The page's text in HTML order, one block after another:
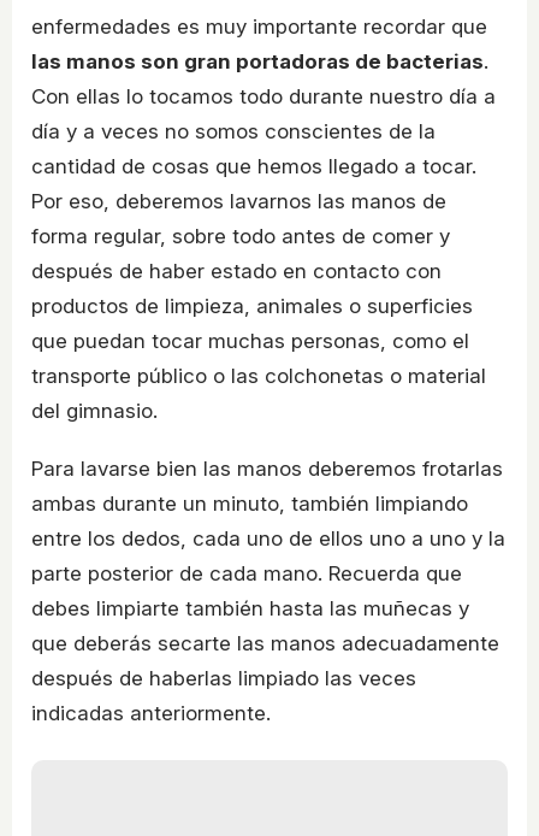
enfermedades es muy importante recordar que
las manos son gran portadoras de bacterias.
Con ellas lo tocamos todo durante nuestro día a
día y a veces no somos conscientes de la
cantidad de cosas que hemos llegado a tocar.
Por eso, deberemos lavarnos las manos de
forma regular, sobre todo antes de comer y
después de haber estado en contacto con
productos de limpieza, animales o superficies
que puedan tocar muchas personas, como el
transporte público o las colchonetas o material
del gimnasio.
Para lavarse bien las manos deberemos frotarlas
ambas durante un minuto, también limpiando
entre los dedos, cada uno de ellos uno a uno y la
parte posterior de cada mano. Recuerda que
debes limpiarte también hasta las muñecas y
que deberás secarte las manos adecuadamente
después de haberlas limpiado las veces
indicadas anteriormente.